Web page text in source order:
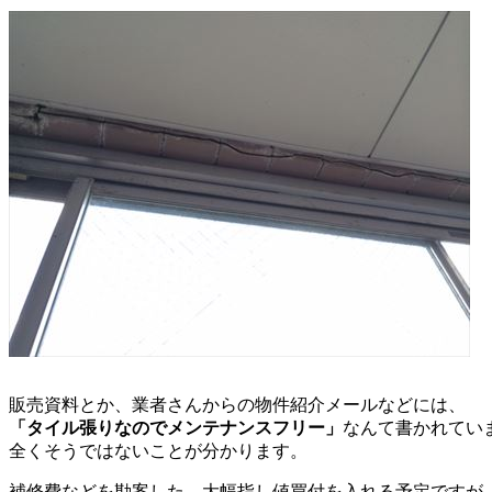
販売資料とか、業者さんからの物件紹介メールなどには、
「タイル張りなのでメンテナンスフリー」 なんて書かれてい
全くそうではないことが分かります。